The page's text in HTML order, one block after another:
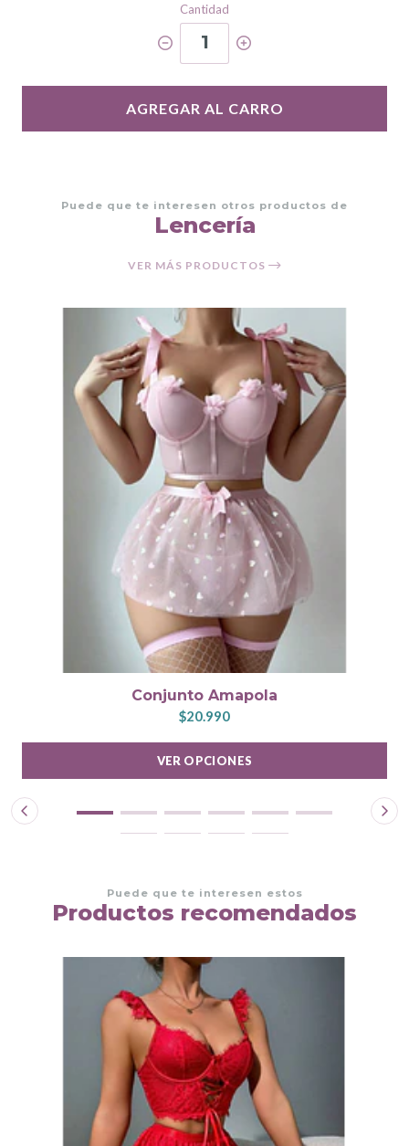
Cantidad
1
AGREGAR AL CARRO
Puede que te interesen otros productos de
Lencería
VER MÁS PRODUCTOS
Conjunto Amapola
$20.990
VER OPCIONES
Puede que te interesen estos
Productos recomendados